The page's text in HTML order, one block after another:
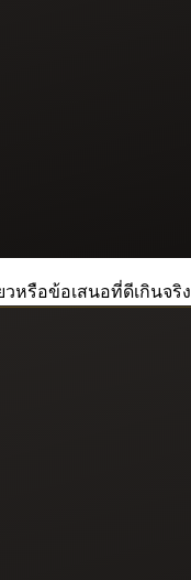
หรือข้อเสนอที่ดีเกินจริง